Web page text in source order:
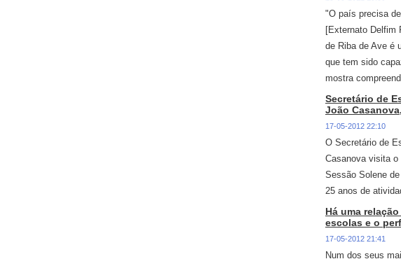
"O país precisa
[Externato
de Riba de Ave é
que tem sido
mostra
Secretário de
João
17-05-2012 22:10
O Secretário de
Casanova visita o
Sessão Solene
25 anos de
Há uma
escolas e o
17-05-2012 21:41
Num dos seus